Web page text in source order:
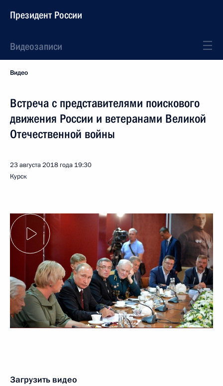
Президент России
Видеозаписи
Видео
Встреча с представителями поискового
движения России и ветеранами Великой
Отечественной войны
23 августа 2018 года 19:30
Курск
Загрузить видео